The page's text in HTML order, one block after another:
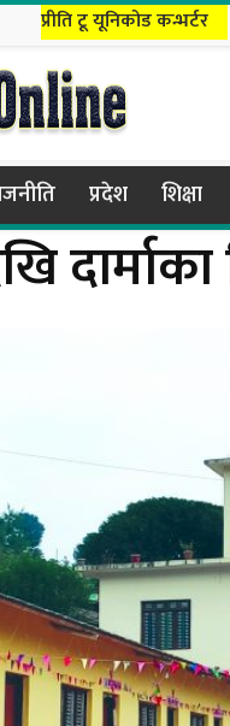
प्रीति टू यूनिकोड कन्भर्टर
प्रदेश शिक्षा
दार्माका